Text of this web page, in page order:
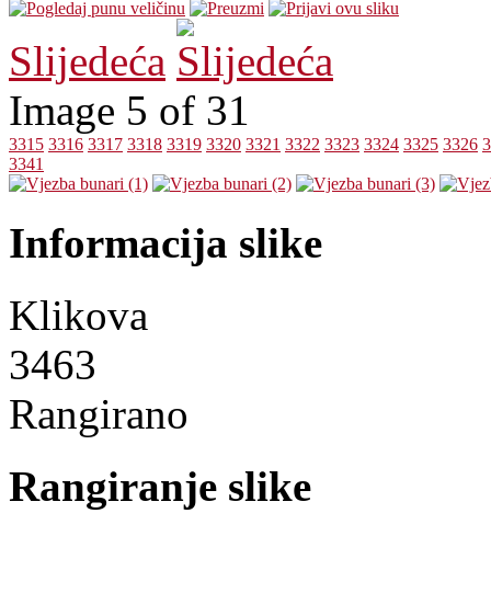
Slijedeća
Image 5 of 31
3315 3316 3317 3318 3319 3320 3321 3322 3323 3324 3325 3326
3341
Informacija slike
Klikova
3463
Rangirano
Rangiranje slike